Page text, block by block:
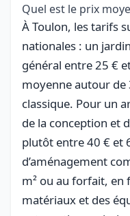
Quel est le prix
À Toulon, les tarifs
nationales : un
général entre 25 €
moyenne autour de
classique. Pour un
de la conception et
plutôt entre 40 € et
d’aménagement
m² ou au forfait, en
matériaux et des